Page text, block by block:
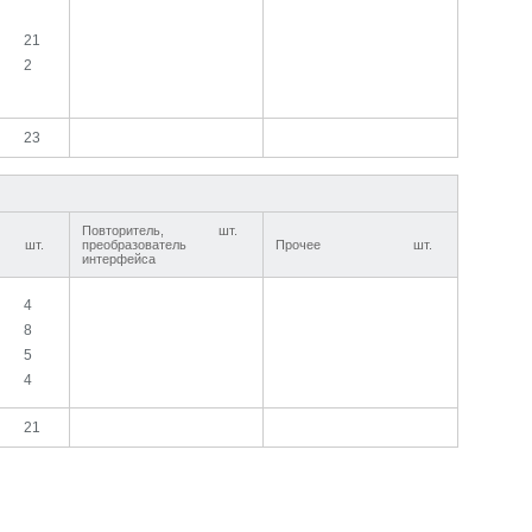
21
2
23
шт.
Повторитель,
преобразователь
интерфейса
шт.
Прочее
шт.
4
8
5
4
21